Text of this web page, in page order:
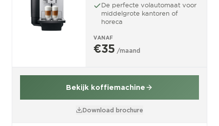
De perfecte volautomaat voor
middelgrote kantoren of
horeca
VANAF
€35 /maand
Bekijk koffiemachine
Download brochure